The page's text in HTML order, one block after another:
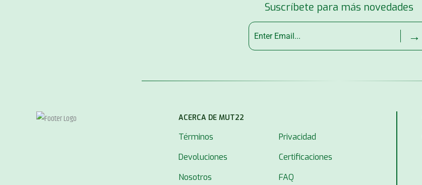
Suscríbete para más novedades
→
ACERCA DE MUT22
Términos
Privacidad
Devoluciones
Certificaciones
Nosotros
FAQ